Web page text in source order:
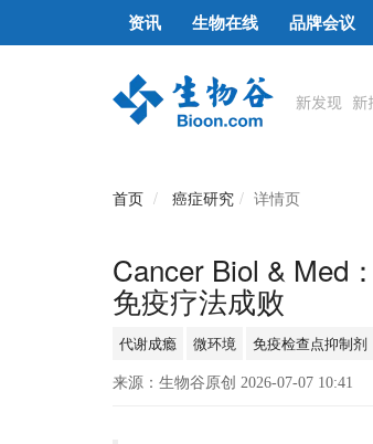
资讯 生物在线 品牌会议
首页 癌症研究 详情页
Cancer Biol & Med
免疫疗法成败
代谢成瘾 微环境 免疫检查点抑制剂
来源：生物谷原创 2026-07-07 10:41